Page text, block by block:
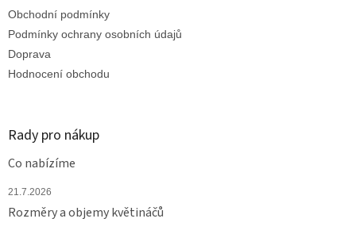
Obchodní podmínky
Podmínky ochrany osobních údajů
Doprava
Hodnocení obchodu
Rady pro nákup
Co nabízíme
21.7.2026
Rozměry a objemy květináčů